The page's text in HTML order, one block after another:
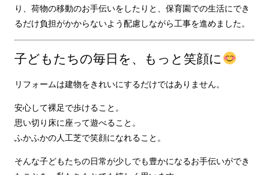
り、荷物の移動のお手伝いをしたりと、保育園での生活にでき
るだけ負担がかからないよう配慮しながら工事を進めました。
子どもたちの毎日を、もっと笑顔に
リフォームは建物をきれいにするだけではありません。
安心して裸足で歩けること。
思い切り床に座って遊べること。
ふかふかの人工芝で笑顔になれること。
そんな子どもたちの日常が少しでも豊かになるお手伝いができ